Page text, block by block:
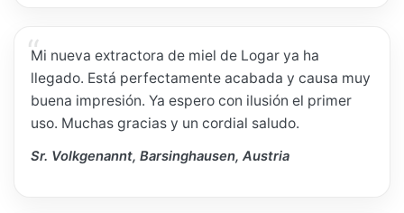
Mi nueva extractora de miel de Logar ya ha
llegado. Está perfectamente acabada y causa muy
buena impresión. Ya espero con ilusión el primer
uso. Muchas gracias y un cordial saludo.
Sr. Volkgenannt, Barsinghausen, Austria